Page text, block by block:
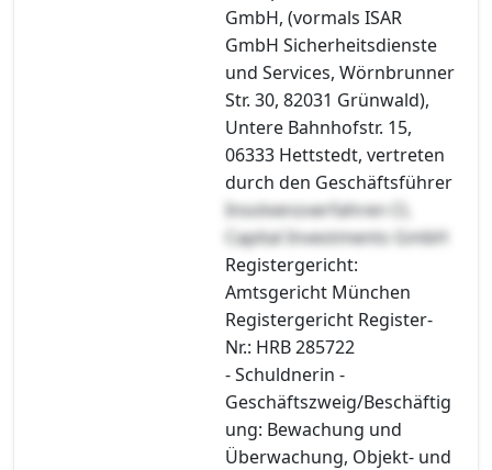
GmbH, (vormals ISAR
GmbH Sicherheitsdienste
und Services, Wörnbrunner
Str. 30, 82031 Grünwald),
Untere Bahnhofstr. 15,
06333 Hettstedt, vertreten
durch den Geschäftsführer
Insolvenzverfahren CL
Capital Investments GmbH
Registergericht:
Amtsgericht München
Registergericht Register-
Nr.: HRB 285722
- Schuldnerin -
Geschäftszweig/Beschäftig
ung: Bewachung und
Überwachung, Objekt- und